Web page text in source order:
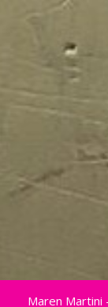
Maren Martini